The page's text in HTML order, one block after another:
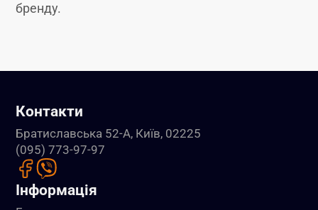
бренду.
Контакти
Братиславська 52-А, Київ, 02225
(095) 773-97-97
Інформація